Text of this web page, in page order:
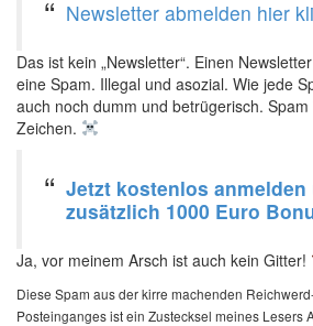
Newsletter abmelden hier
Das ist kein „Newsletter“. Einen
eine Spam. Illegal und asozial. Wie jede
auch noch dumm und betrügerisch. Spam
Zeichen.
Jetzt kostenlos anmelden
zusätzlich 1000 Euro
Ja, vor meinem Arsch ist auch kein Gitter!
Diese Spam aus der kirre machenden
Posteinganges ist ein Zustecksel meines Lesers